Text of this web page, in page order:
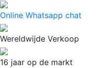
Online Whatsapp chat
Wereldwijde Verkoop
16 jaar op de markt